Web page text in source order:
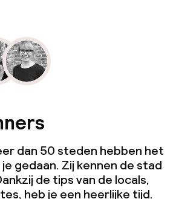
dan 50 steden hebben het
gedaan. Zij kennen de stad
de tips van de locals,
heb je een heerlijke tijd.